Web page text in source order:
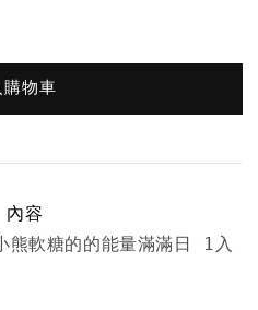
購物車
內容
熊軟糖的的能量滿滿日 1入